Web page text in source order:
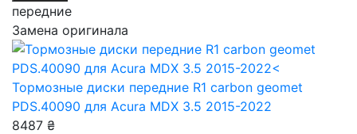
передние
Замена оригинала
Тормозные диски передние R1 carbon geomet
PDS.40090 для Acura MDX 3.5 2015-2022
8487 ₴